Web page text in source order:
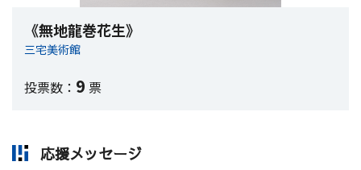
《無地龍巻花生》
三宅美術館
投票数： 9 票
応援メッセージ